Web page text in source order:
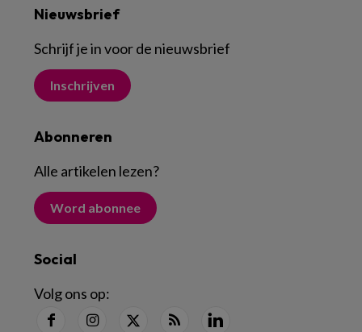
Nieuwsbrief
Schrijf je in voor de nieuwsbrief
Inschrijven
Abonneren
Alle artikelen lezen?
Word abonnee
Social
Volg ons op: